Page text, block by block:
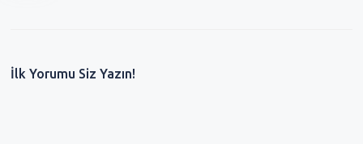
İlk Yorumu Siz Yazın!